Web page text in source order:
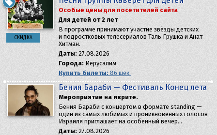
СКИДКА
Особые цены для посетителей сайта
Для детей от 2 лет
В программе принимают участие звёзды детских
и подростковых телесериалов Таль Грушка и Анат
Хитман.
Даты: 27.08.2026
Города: Иерусалим
Купить билеты: 86 шек.
Бения Бараби — Фестиваль Конец лета
Мероприятие на иврите.
Бения Бараби с концертом в формате standing —
один из самых любимых и проникновенных голосов
Израиля приглашает на особенный вечер…
Даты: 27.08.2026